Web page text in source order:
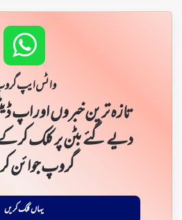
واٹس ایپ
تازہ ترین خبروں اور اپ
دیے گئے بٹن پر کلک کر
گروپ جوائن
یہاں کلک کریں